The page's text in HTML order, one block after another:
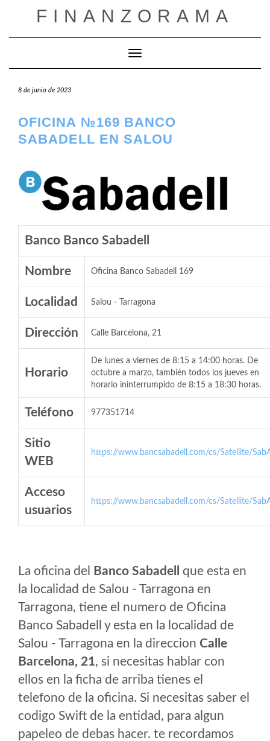
FINANZORAMA
Cambiar modo de navegación
8 de junio de 2023
OFICINA №169 BANCO
SABADELL EN SALOU
Banco Banco Sabadell
Nombre Oficina Banco Sabadell 169
Localidad Salou - Tarragona
Dirección Calle Barcelona, 21
Horario
De lunes a viernes de 8:15 a 14:00 horas. De
octubre a marzo, también todos los jueves en
horario ininterrumpido de 8:15 a 18:30 horas.
Teléfono 977351714
Sitio
WEB
https://www.bancsabadell.com/cs/Satellite/
Acceso
usuarios
https://www.bancsabadell.com/cs/Satellite/
La oficina del Banco Sabadell
que esta en
la localidad de Salou - Tarragona en
Tarragona, tiene el numero de Oficina
Banco Sabadell y esta en la localidad de
Salou - Tarragona en la direccion Calle
Barcelona, 21, si necesitas hablar con
ellos en la ficha de arriba tienes el
telefono de la oficina. Si necesitas saber el
codigo Swift de la entidad, para algun
papeleo de debas hacer. te recordamos